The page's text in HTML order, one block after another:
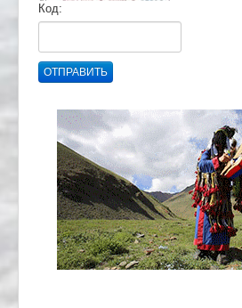
Код:
ОТПРАВИТЬ